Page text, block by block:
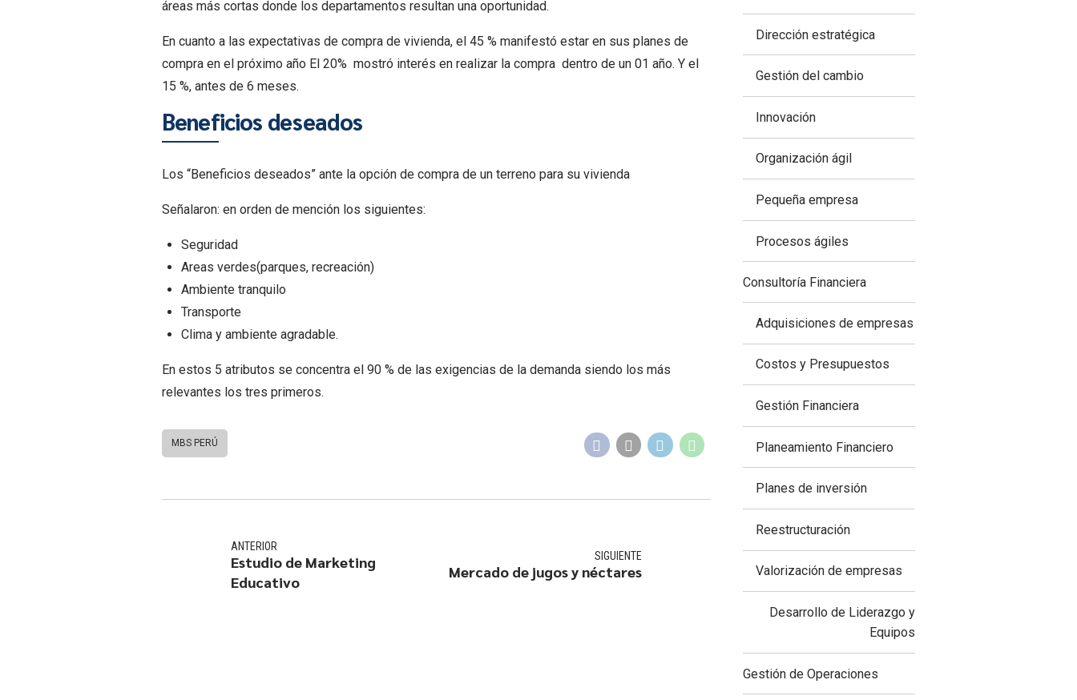
áreas más cortas donde los departamentos resultan una oportunidad.
En cuanto a las expectativas de compra de vivienda, el 45 % manifestó estar en sus planes de
compra en el próximo año El 20% mostró interés en realizar la compra dentro de un 01 año. Y el
15 %, antes de 6 meses.
Beneficios deseados
Los “Beneficios deseados” ante la opción de compra de un terreno para su vivienda
Señalaron: en orden de mención los siguientes:
Seguridad
Areas verdes(parques, recreación)
Ambiente tranquilo
Transporte
Clima y ambiente agradable.
En estos 5 atributos se concentra el 90 % de las exigencias de la demanda siendo los más
relevantes los tres primeros.
MBS PERÚ
ANTERIOR
Estudio de Marketing
Educativo
SIGUIENTE
Mercado de jugos y néctares
Dirección estratégica
Gestión del cambio
Innovación
Organización ágil
Pequeña empresa
Procesos ágiles
Consultoría Financiera
Adquisiciones de empresas
Costos y Presupuestos
Gestión Financiera
Planeamiento Financiero
Planes de inversión
Reestructuración
Valorización de empresas
Desarrollo de Liderazgo y
Equipos
Gestión de Operaciones